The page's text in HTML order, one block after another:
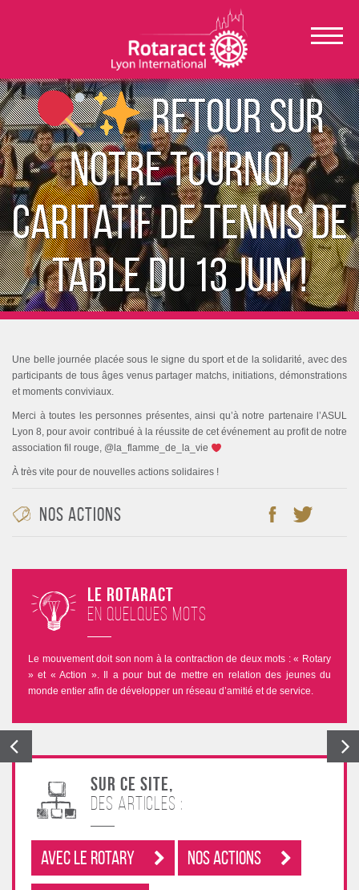
Retour sur
notre Tournoi
Caritatif de Tennis de
Table du 13 juin !
Une belle journée placée sous le signe du sport et de la solidarité, avec des
participants de tous âges venus partager matchs, initiations, démonstrations
et moments conviviaux.
Merci à toutes les personnes présentes, ainsi qu’à notre partenaire l’ASUL
Lyon 8, pour avoir contribué à la réussite de cet événement au profit de notre
association fil rouge, @la_flamme_de_la_vie
À très vite pour de nouvelles actions solidaires !
Nos Actions
Le Rotaract
en quelques mots
Le mouvement doit son nom à la contraction de deux mots : « Rotary
» et « Action ». Il a pour but de mettre en relation des jeunes du
monde entier afin de développer un réseau d’amitié et de service.
Sur ce site,
des articles :
Avec le rotary Nos Actions